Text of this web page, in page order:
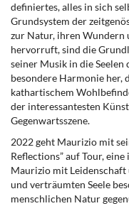
definiertes, alles in sich
Grundsystem der
zur Natur, ihren Wundern
hervorruft, sind die
seiner Musik in die
besondere Harmonie her,
kathartischem
der interessantesten
Gegenwartsszene.
2022 geht Maurizio mit
Reflections” auf Tour,
Maurizio mit Leidenschaft
und verträumten Seele
menschlichen Natur